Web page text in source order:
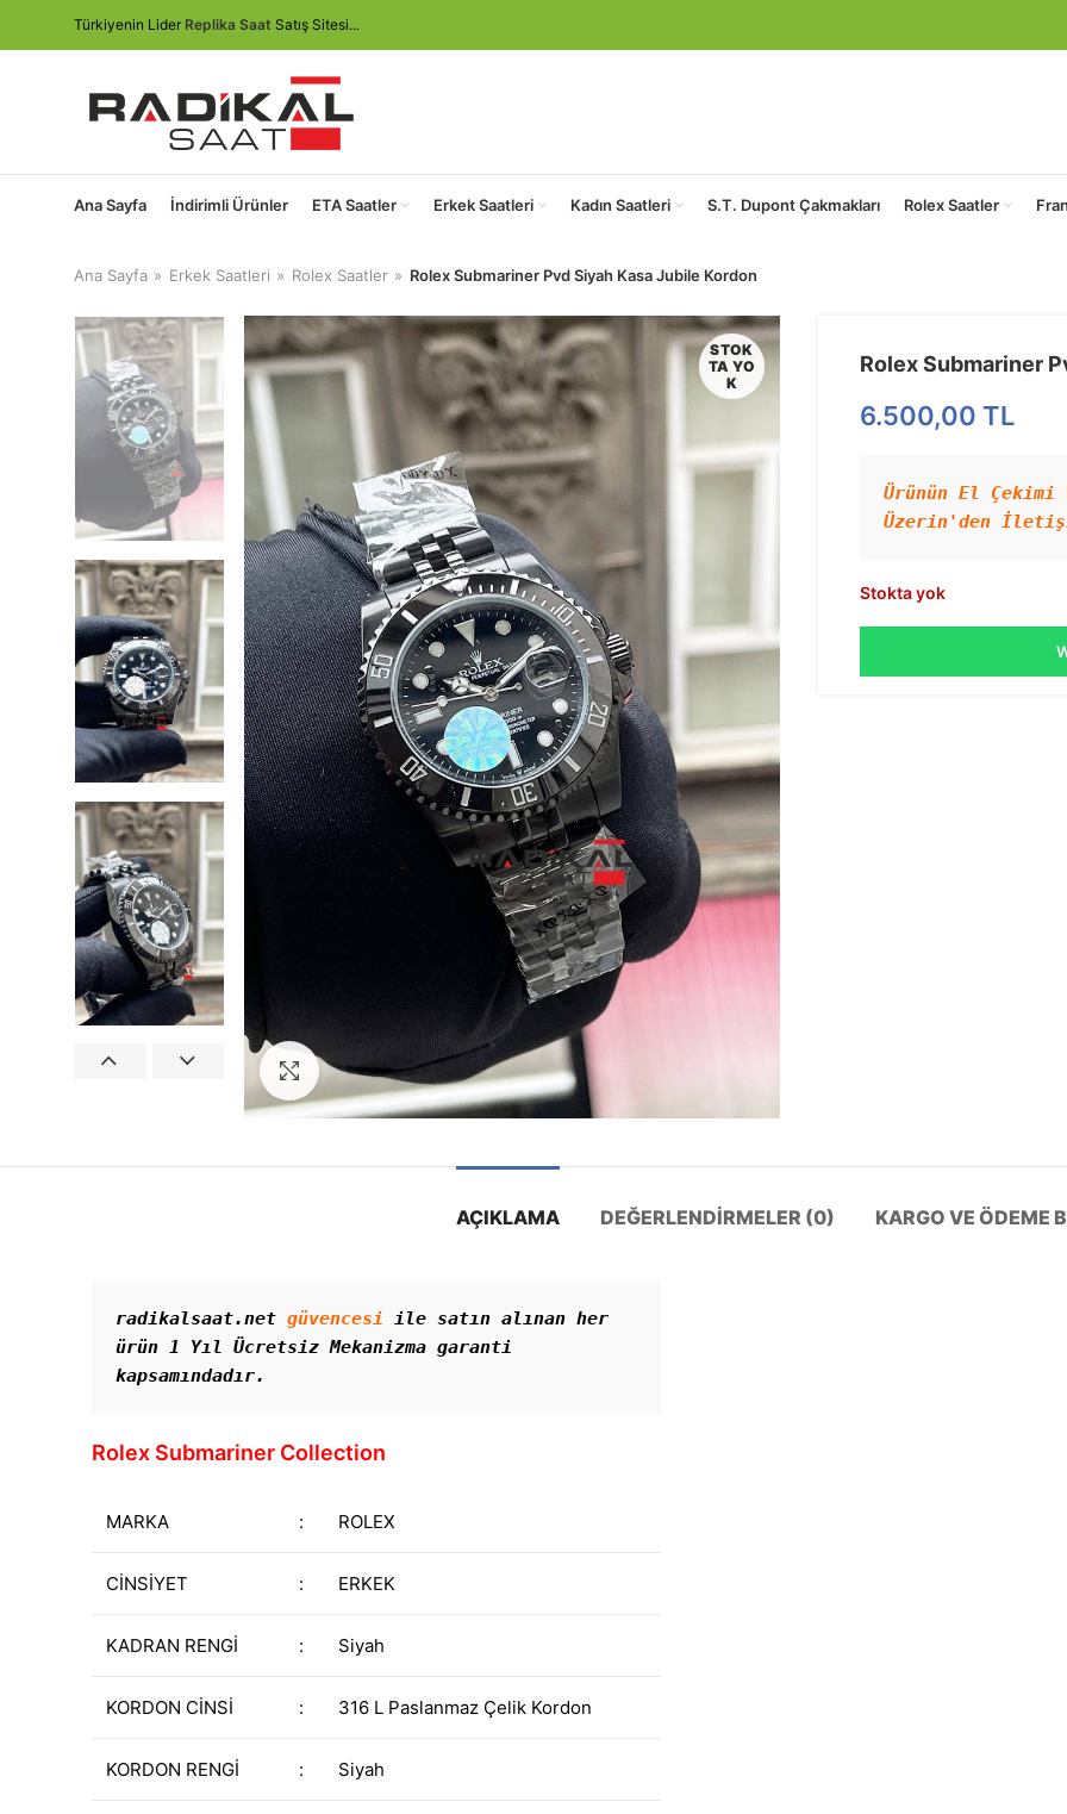
Türkiyenin Lider Replika Saat Satış Sitesi...
Ana Sayfa İndirimli Ürünler ETA Saatler Erkek Saatleri Kadın Saatleri S.T. Dupont Çakmakları Rolex Saatler
Ana Sayfa Erkek Saatleri Rolex Saatler Rolex Submariner Pvd Siyah Kasa Jubile Kordon
STOK
TA YO
K
Görseli Büyütün
Rolex Submariner
6.500,00 TL
Ürünün El Çekimi
Üzerin'den
Stokta yok
AÇIKLAMA DEĞERLENDIRMELER (0) KARGO VE ÖDEME
radikalsaat.net güvencesi ile satın alınan her
ürün 1 Yıl Ücretsiz Mekanizma garanti
kapsamındadır.
Rolex Submariner Collection
MARKA : ROLEX
CİNSİYET : ERKEK
KADRAN RENGİ : Siyah
KORDON CİNSİ : 316 L Paslanmaz Çelik Kordon
KORDON RENGİ : Siyah